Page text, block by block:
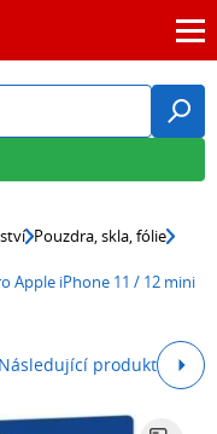
Pouzdra, skla, fólie
Apple iPhone 11 / 12 mini
Následující produkt